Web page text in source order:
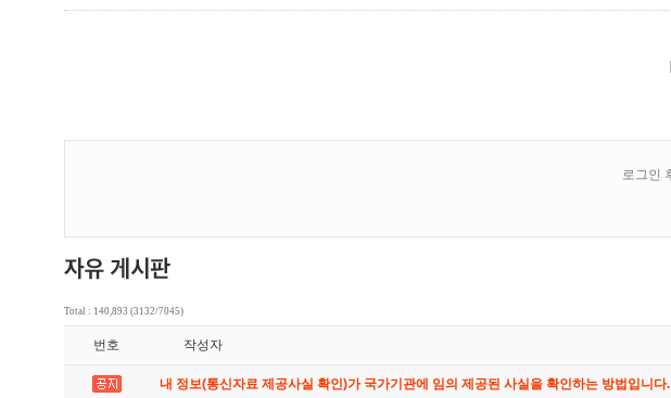
Total : 140,893 (3132/7045)
번호 작성자
내 정보(통신자료 제공사실 확인)가 국가기관에 임의 제공된 사실을 확인하는 방법입니다.